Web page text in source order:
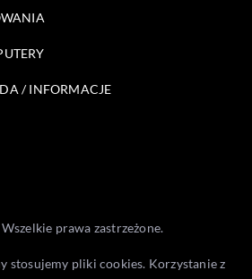
/ INFORMACJE
prawa zastrzeżone.
stosujemy pliki cookies. Korzystanie z